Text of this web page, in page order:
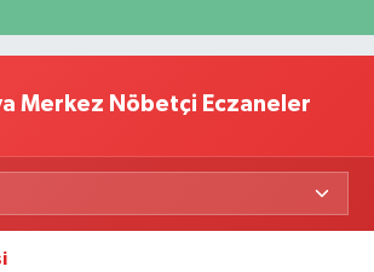
Merkez Nöbetçi Eczaneler